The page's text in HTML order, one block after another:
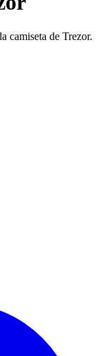
camiseta de Trezor.